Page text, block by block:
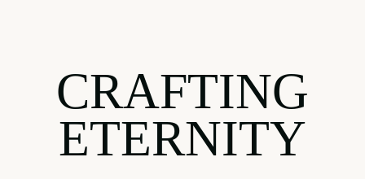
CRAFTING
ETERNITY